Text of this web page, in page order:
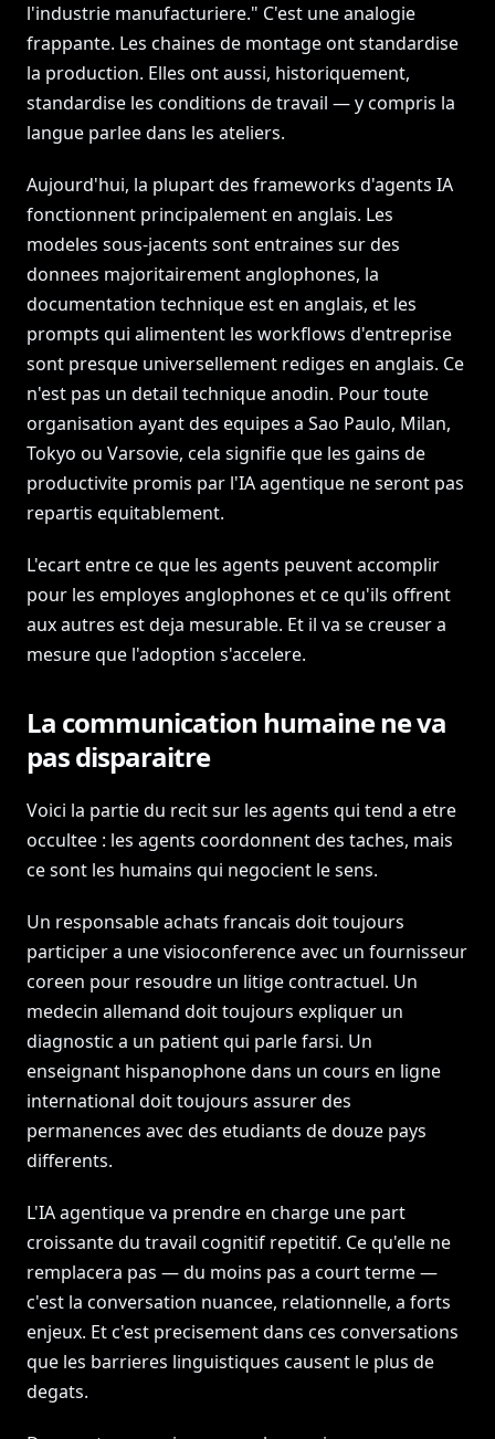
l'industrie manufacturiere." C'est une analogie
frappante. Les chaines de montage ont standardise
la production. Elles ont aussi, historiquement,
standardise les conditions de travail — y compris la
langue parlee dans les ateliers.
Aujourd'hui, la plupart des frameworks d'agents IA
fonctionnent principalement en anglais. Les
modeles sous-jacents sont entraines sur des
donnees majoritairement anglophones, la
documentation technique est en anglais, et les
prompts qui alimentent les workflows d'entreprise
sont presque universellement rediges en anglais. Ce
n'est pas un detail technique anodin. Pour toute
organisation ayant des equipes a Sao Paulo, Milan,
Tokyo ou Varsovie, cela signifie que les gains de
productivite promis par l'IA agentique ne seront pas
repartis equitablement.
L'ecart entre ce que les agents peuvent accomplir
pour les employes anglophones et ce qu'ils offrent
aux autres est deja mesurable. Et il va se creuser a
mesure que l'adoption s'accelere.
La communication humaine ne va
pas disparaitre
Voici la partie du recit sur les agents qui tend a etre
occultee : les agents coordonnent des taches, mais
ce sont les humains qui negocient le sens.
Un responsable achats francais doit toujours
participer a une visioconference avec un fournisseur
coreen pour resoudre un litige contractuel. Un
medecin allemand doit toujours expliquer un
diagnostic a un patient qui parle farsi. Un
enseignant hispanophone dans un cours en ligne
international doit toujours assurer des
permanences avec des etudiants de douze pays
differents.
L'IA agentique va prendre en charge une part
croissante du travail cognitif repetitif. Ce qu'elle ne
remplacera pas — du moins pas a court terme —
c'est la conversation nuancee, relationnelle, a forts
enjeux. Et c'est precisement dans ces conversations
que les barrieres linguistiques causent le plus de
degats.